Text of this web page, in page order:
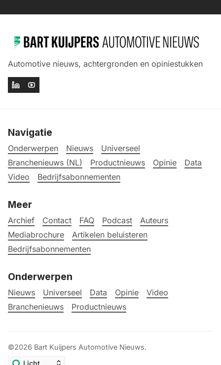
Automotive nieuws, achtergronden en opiniestukken
Navigatie
Onderwerpen Nieuws
Universeel
Branchenieuws (NL)
Productnieuws Opinie
Data
Video
Bedrijfsabonnementen
Meer
Archief Contact FAQ Podcast
Auteurs
Mediabrochure
Artikelen beluisteren
Bedrijfsabonnementen
Onderwerpen
Nieuws Universeel Data Opinie
Video
Branchenieuws
Productnieuws
©2026 Bart Kuijpers Automotive Nieuws.